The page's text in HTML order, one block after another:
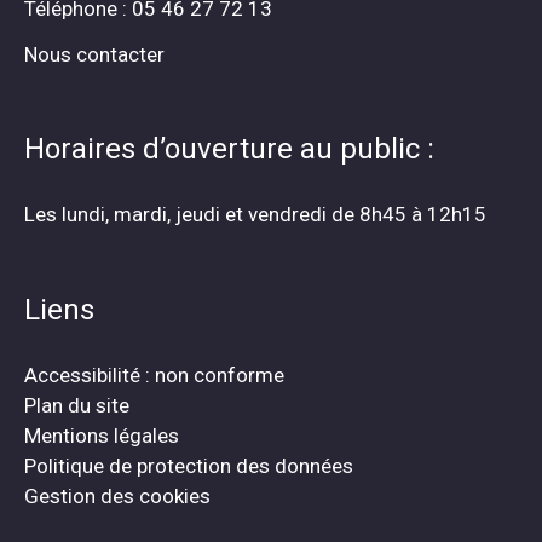
Téléphone : 05 46 27 72 13
Nous contacter
Horaires d’ouverture au public :
Les lundi, mardi, jeudi et vendredi de 8h45 à 12h15
Liens
Accessibilité : non conforme
Plan du site
Mentions légales
Politique de protection des données
Gestion des cookies